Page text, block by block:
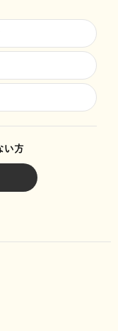
い方